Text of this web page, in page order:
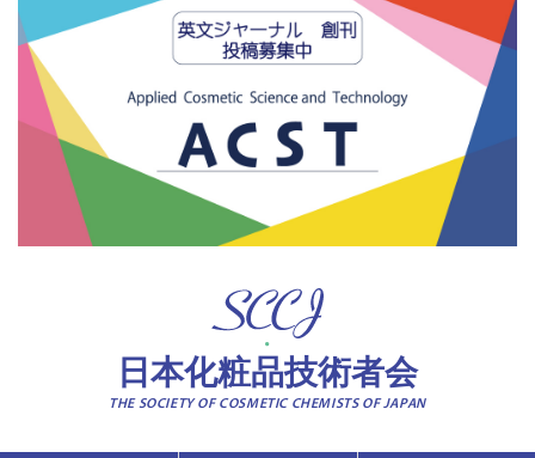
日本化粧品技術者会
THE SOCIETY OF COSMETIC CHEMISTS OF JAPAN